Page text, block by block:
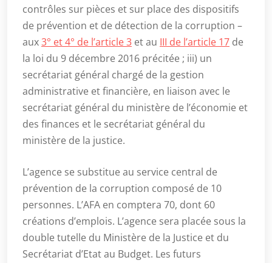
contrôles sur pièces et sur place des dispositifs
de prévention et de détection de la corruption –
aux3° et 4° de l’article 3 et au III de l’article 17 de
la loi du 9 décembre 2016 précitée ; iii) un
secrétariat général chargé de la gestion
administrative et financière, en liaison avec le
secrétariat général du ministère de l’économie et
des finances et le secrétariat général du
ministère de la justice.
L’agence se substitue au service central de
prévention de la corruption composé de 10
personnes. L’AFA en comptera 70, dont 60
créations d’emplois. L’agence sera placée sous la
double tutelle du Ministère de la Justice et du
Secrétariat d’Etat au Budget. Les futurs